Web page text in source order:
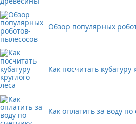
Обзор популярных
Как посчитать кубатуру
Как оплатить за воду по